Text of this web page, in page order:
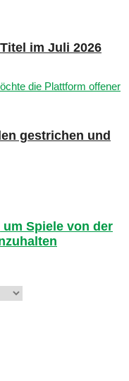
im Juli 2026
gestrichen und
Spiele von der